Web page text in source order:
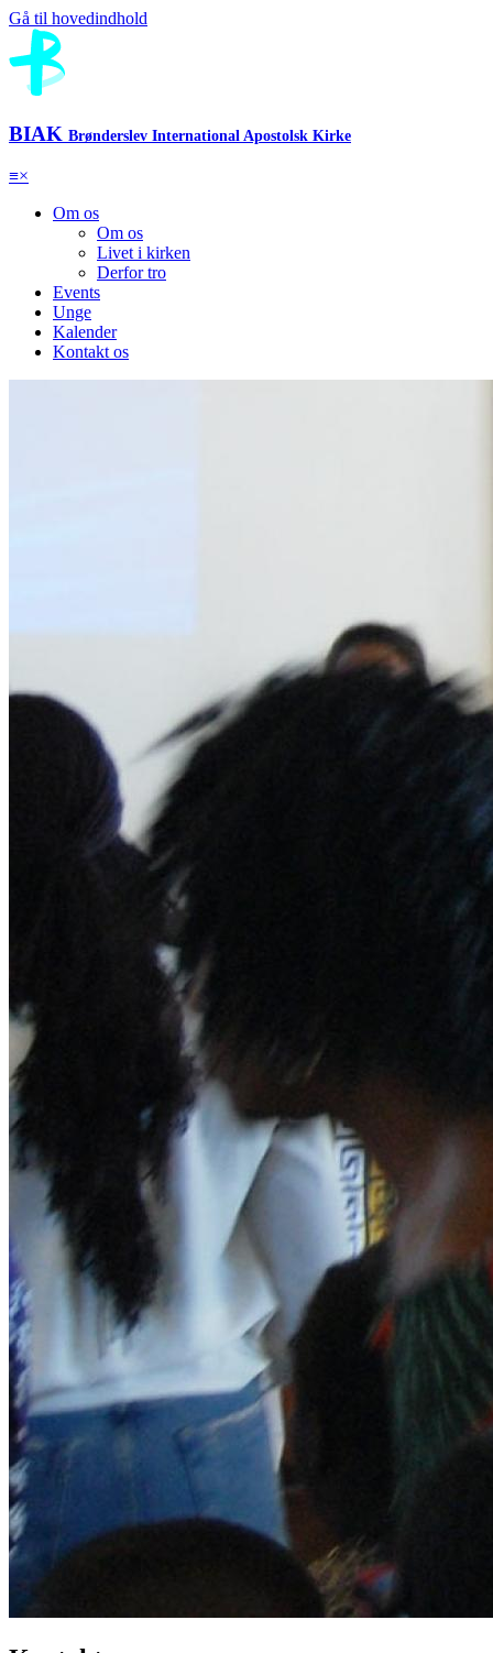
Gå til hovedindhold
BIAK Brønderslev International Apostolsk Kirke
≡×
Om os
Om os
Livet i kirken
Derfor tro
Events
Unge
Kalender
Kontakt os